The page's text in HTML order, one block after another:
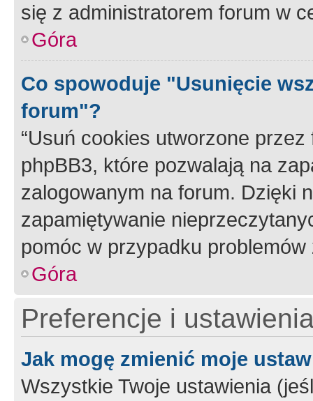
się z administratorem forum w
Góra
Co spowoduje "Usunięcie
forum"?
“Usuń cookies utworzone
phpBB3, które pozwalają na
zalogowanym na forum. Dzięki
zapamiętywanie
pomóc w przypadku
Góra
Preferencje i
Jak mogę zmienić moje
Wszystkie Twoje ustawienia